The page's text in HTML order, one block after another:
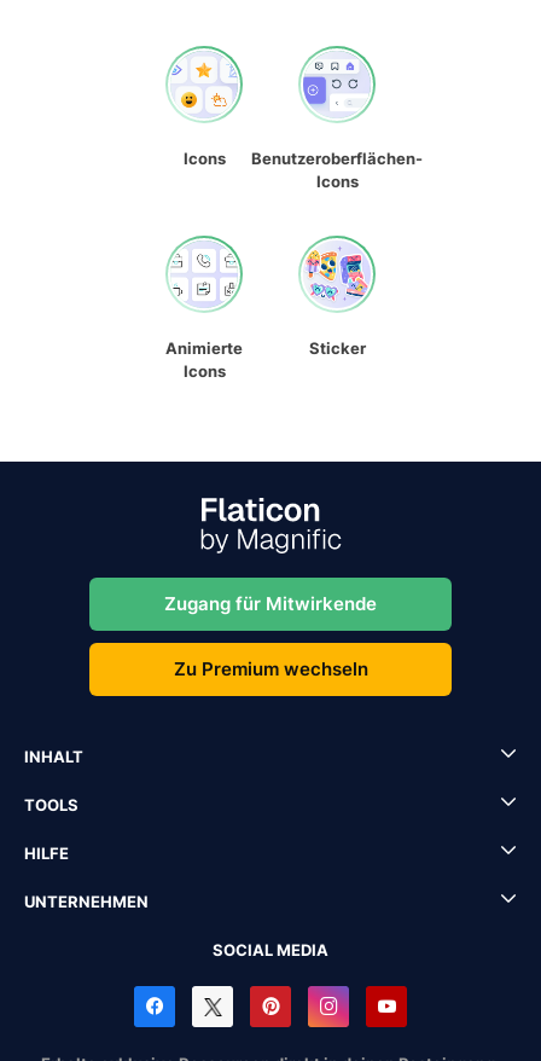
Icons
Benutzeroberflächen-
Icons
Animierte
Icons
Sticker
Zugang für Mitwirkende
Zu Premium wechseln
INHALT
TOOLS
HILFE
UNTERNEHMEN
SOCIAL MEDIA